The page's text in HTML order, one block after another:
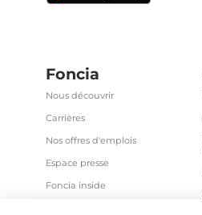
Foncia
Nous découvrir
Carrières
Nos offres d'emplois
Espace presse
Foncia inside